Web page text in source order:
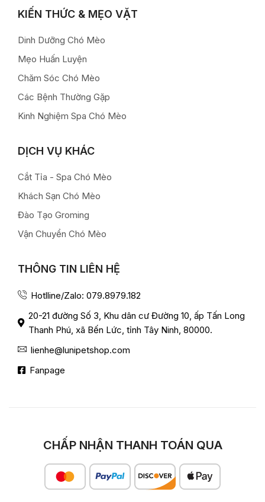
KIẾN THỨC & MẸO VẶT
Dinh Dưỡng Chó Mèo
Mẹo Huấn Luyện
Chăm Sóc Chó Mèo
Các Bệnh Thường Gặp
Kinh Nghiệm Spa Chó Mèo
DỊCH VỤ KHÁC
Cắt Tỉa - Spa Chó Mèo
Khách Sạn Chó Mèo
Đào Tạo Groming
Vận Chuyển Chó Mèo
THÔNG TIN LIÊN HỆ
Hotlline/Zalo: 079.8979.182
20-21 đường Số 3, Khu dân cư Đường 10, ấp Tấn Long
Thanh Phú, xã Bến Lức, tỉnh Tây Ninh, 80000.
lienhe@lunipetshop.com
Fanpage
CHẤP NHẬN THANH TOÁN QUA